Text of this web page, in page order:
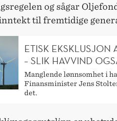
og sågar
til fremtidige
ETISK EKSKLUSJON
– SLIK HAVVIND
Manglende lønnsomhet i
Finansminister Jens
det.